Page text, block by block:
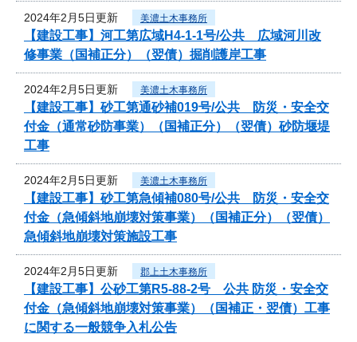
2024年2月5日更新 美濃土木事務所
【建設工事】河工第広域H4-1-1号/公共 広域河川改
修事業（国補正分）（翌債）掘削護岸工事
2024年2月5日更新 美濃土木事務所
【建設工事】砂工第通砂補019号/公共 防災・安全交
付金（通常砂防事業）（国補正分）（翌債）砂防堰堤
工事
2024年2月5日更新 美濃土木事務所
【建設工事】砂工第急傾補080号/公共 防災・安全交
付金（急傾斜地崩壊対策事業）（国補正分）（翌債）
急傾斜地崩壊対策施設工事
2024年2月5日更新 郡上土木事務所
【建設工事】公砂工第R5-88-2号 公共 防災・安全交
付金（急傾斜地崩壊対策事業）（国補正・翌債）工事
に関する一般競争入札公告